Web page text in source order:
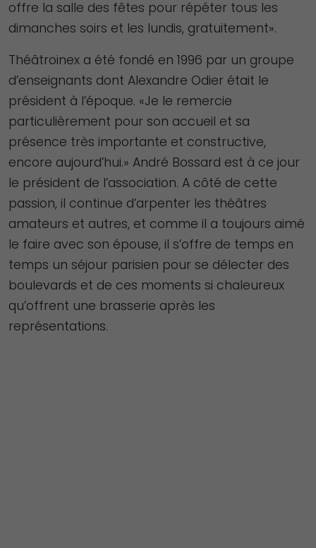
offre la salle des fêtes pour répéter tous les
dimanches soirs et les lundis, gratuitement».
Théâtroinex a été fondé en 1996 par un groupe
d’enseignants dont Alexandre Odier était le
président à l’époque. «Je le remercie
particulièrement pour son accueil et sa
présence très importante et constructive,
encore aujourd’hui.» André Bossard est à ce jour
le président de l’association. A côté de cette
passion, il continue d’arpenter les théâtres
amateurs et autres, et comme il a toujours aimé
le faire avec son épouse, il s’offre de temps en
temps un séjour parisien pour se délecter des
boulevards et de ces moments si chaleureux
qu’offrent une brasserie après les
représentations.